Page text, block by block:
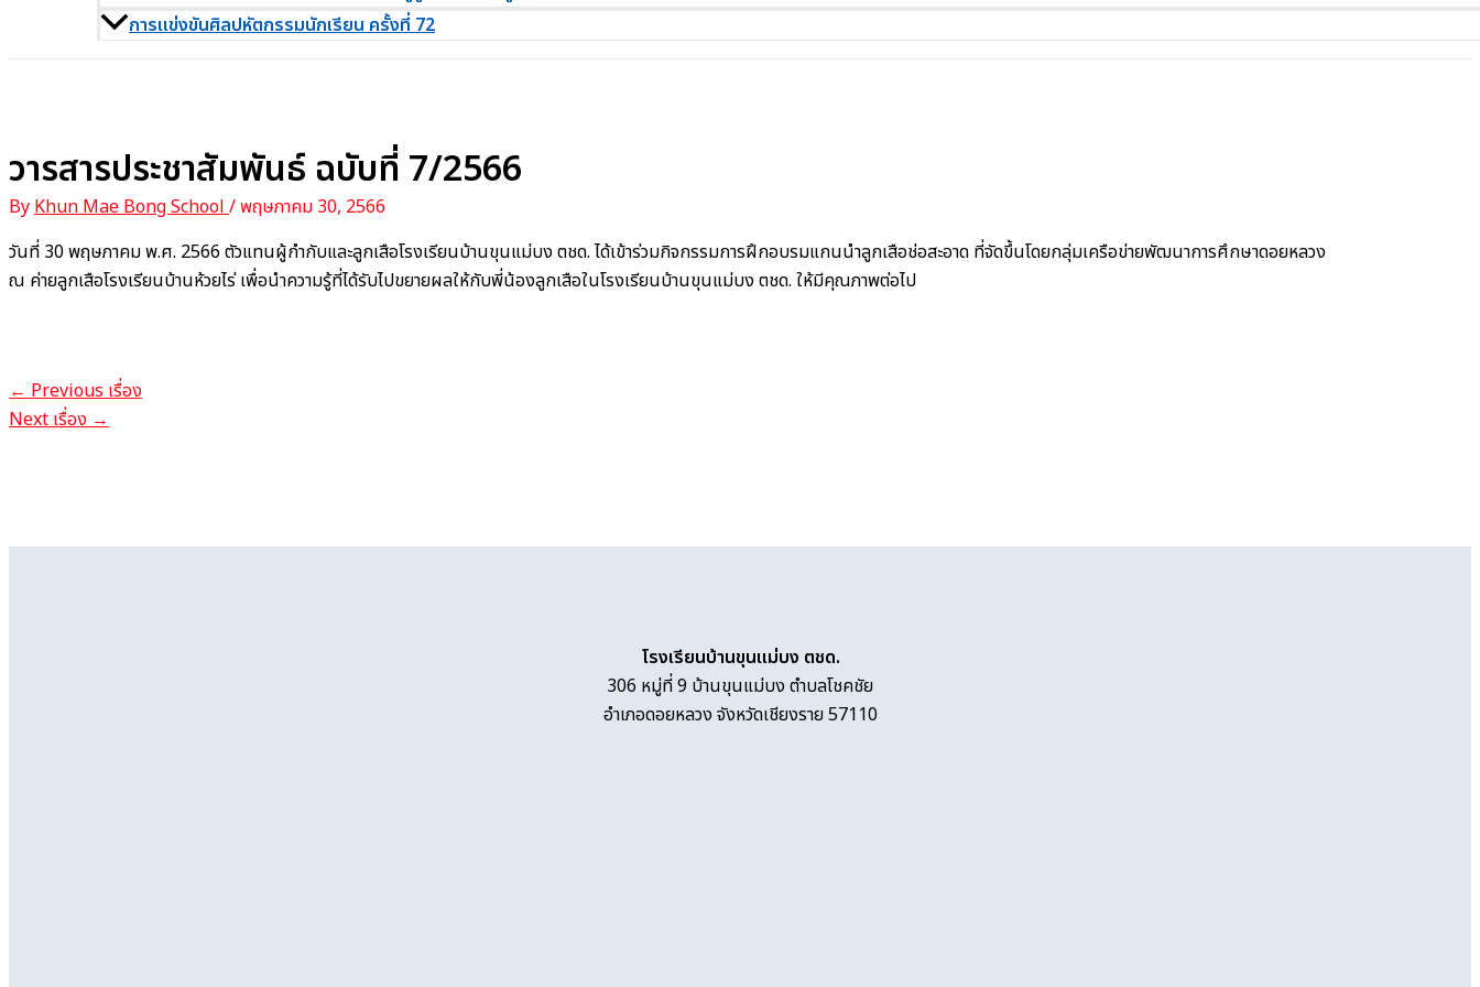
การแข่งขันศิลปหัตกรรมนักเรียน ครั้งที่ 72
วารสารประชาสัมพันธ์ ฉบับที่ 7/2566
By Khun Mae Bong School /พฤษภาคม 30, 2566
วันที่ 30 พฤษภาคม พ.ศ. 2566 ตัวแทนผู้กำกับและลูกเสือโรงเรียนบ้านขุนแม่บง ตชด. ได้เข้าร่วมกิจกรรมการฝึกอบรมแกนนำลูกเสือช่อสะอาด ที่จัดขึ้นโดยกลุ่มเครือข่ายพัฒนาการศึกษาดอยหลวง
ณ ค่ายลูกเสือโรงเรียนบ้านห้วยไร่ เพื่อนำความรู้ที่ได้รับไปขยายผลให้กับพี่น้องลูกเสือในโรงเรียนบ้านขุนแม่บง ตชด. ให้มีคุณภาพต่อไป
← Previous เรื่อง
Next เรื่อง →
โรงเรียนบ้านขุนแม่บง ตชด.
306 หมู่ที่ 9 บ้านขุนแม่บง ตำบลโชคชัย
อำเภอดอยหลวง จังหวัดเชียงราย 57110